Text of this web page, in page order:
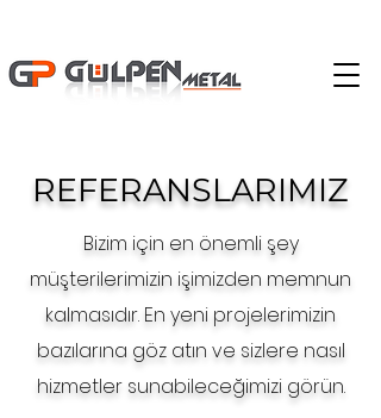
REFERANSLARIMIZ
Bizim için en önemli şey
müşterilerimizin işimizden memnun
kalmasıdır. En yeni projelerimizin
bazılarına göz atın ve sizlere nasıl
hizmetler sunabileceğimizi görün.